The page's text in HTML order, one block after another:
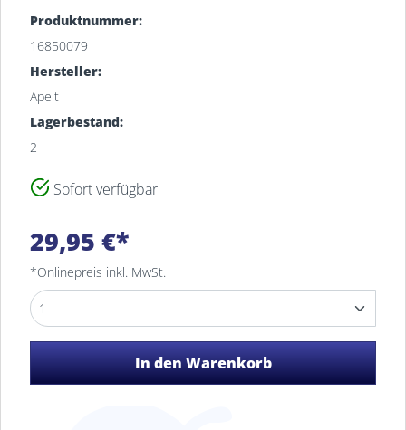
29,95 €*
*Onlinepreis inkl. MwSt.
Sofort verfügbar
MEYERHOFF Fachsortimente
Osterholz-Scharmbeck
In den Warenkorb
Lagerbestand:
2
Produktnummer:
16850079
Hersteller:
Apelt